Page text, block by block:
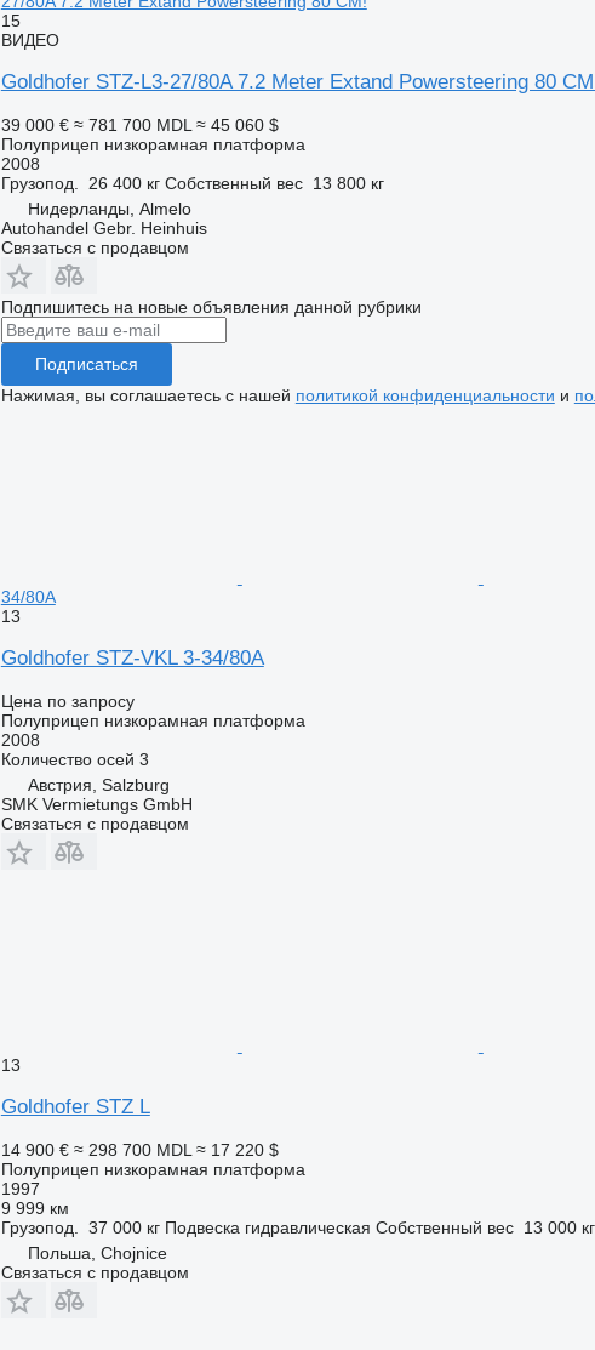
15
ВИДЕО
Goldhofer STZ-L3-27/80A 7.2 Meter Extand Powersteering 80
39 000 € ≈ 781 700 MDL ≈ 45 060 $
Полуприцеп низкорамная платформа
2008
Грузопод.
26 400 кг Собственный вес 13 800 кг
Нидерланды, Almelo
Autohandel Gebr. Heinhuis
Связаться с продавцом
Подпишитесь на новые объявления данной рубрики
Подписаться
Нажимая, вы соглашаетесь с нашей политикой конфиденциальности и
34/80A
13
Goldhofer STZ-VKL 3-34/80A
Цена по запросу
Полуприцеп низкорамная платформа
2008
Количество осей 3
Австрия, Salzburg
SMK Vermietungs GmbH
Связаться с продавцом
13
Goldhofer STZ L
14 900 € ≈ 298 700 MDL ≈ 17 220 $
Полуприцеп низкорамная платформа
1997
9 999 км
Грузопод.
37 000 кг Подвеска гидравлическая Собственный вес 13 000 кг
Польша, Chojnice
Связаться с продавцом